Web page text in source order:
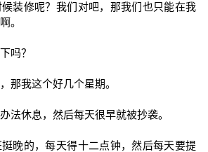
装修呢？我们对吧，那我们也只能在我
。
吗？
那我这个好几个星期。
法休息，然后每天很早就被抄袭。
晚的，每天得十二点钟，然后每天要提